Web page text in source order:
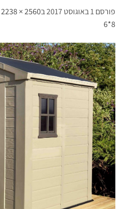
פורסם1 באוגוסט 2017 ב2560 × 2238
8*6